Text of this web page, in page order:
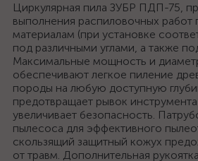
Циркулярная пила ЗУБР ПДП-75,
выполнения распиловочных работ
материалам (при установке
под различными углами, а также
Максимальные мощность и
обеспечивают легкое пиление
породы на любую доступную
предотвращает рывок
увеличивает безопасность.
пылесоса для эффективного
скользящий защитный кожух
от травм. Дополнительная